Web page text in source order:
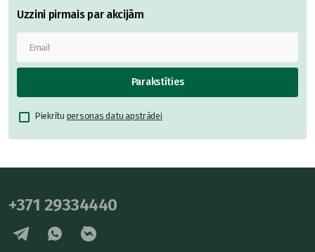
Uzzini pirmais par akcijām
Parakstīties
Piekrītu personas datu apstrādei
+371 29334440